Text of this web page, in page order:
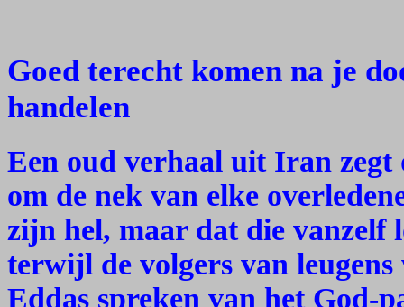
Goed terecht komen na je
handelen
Een oud verhaal uit Iran zegt
om de nek van elke
zijn hel, maar dat die vanzelf
terwijl de volgers van leugens
Eddas spreken van het God-